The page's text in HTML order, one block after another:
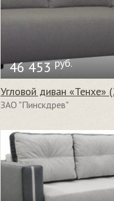
46 453 руб.
Угловой диван «Тенхе»
ЗАО "Пинскдрев"